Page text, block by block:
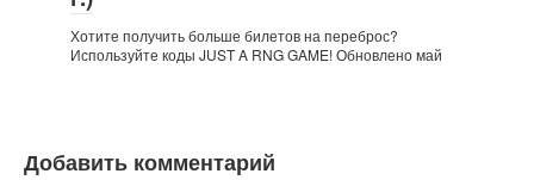
Хотите получить больше билетов на переброс?
Используйте коды JUST A RNG GAME! Обновлено май
Добавить комментарий